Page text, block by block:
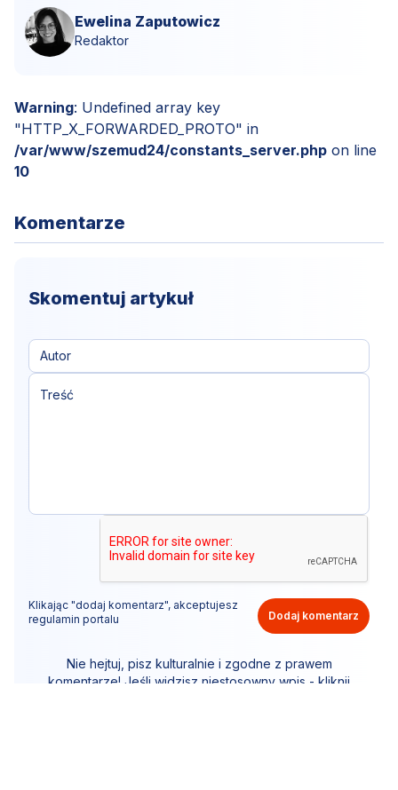
Ewelina Zaputowicz
Redaktor
Warning: Undefined array key
"HTTP_X_FORWARDED_PROTO" in
/var/www/szemud24/constants_server.php on line
10
Komentarze
Skomentuj artykuł
Klikając "dodaj komentarz", akceptujesz
regulamin portalu
Dodaj komentarz
Nie hejtuj, pisz kulturalnie i zgodne z prawem
komentarze! Jeśli widzisz niestosowny wpis - kliknij